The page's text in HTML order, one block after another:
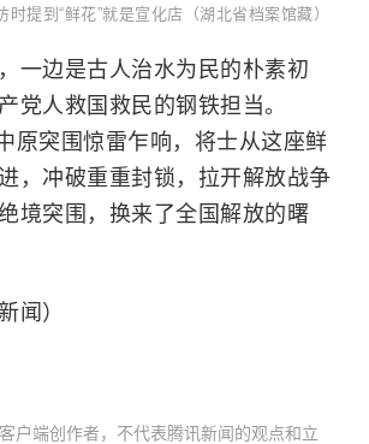
提到“鲜花”就是宣化店（湖北省档案馆藏）
一边是古人治水为民的朴素初
党人救国救民的钢铁担当。
原突围惊雷乍响，将士从这座鲜
，冲破重重封锁，拉开解放战争
境突围，换来了全国解放的曙
闻）
户端创作者，不代表腾讯新闻的观点和立